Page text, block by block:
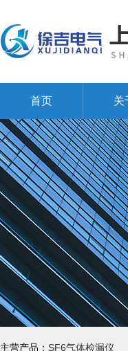
首页 关
主营产品： SF6气体检漏仪